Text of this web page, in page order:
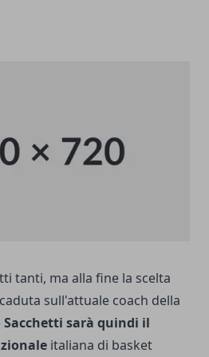
tanti, ma alla fine la scelta
sull'attuale coach della
Sacchetti sarà quindi il
italiana di basket